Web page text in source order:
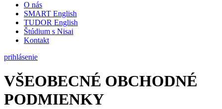
O nás
SMART English
TUDOR English
Štúdium s Nisai
Kontakt
prihlásenie
VŠEOBECNÉ OBCHODNÉ
PODMIENKY